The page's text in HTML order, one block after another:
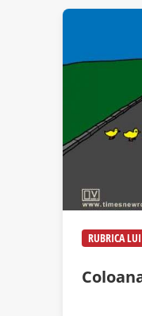
RUBRICA